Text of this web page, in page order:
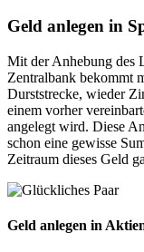
Geld anlegen in
Mit der Anhebung des
Zentralbank bekommt
Durststrecke, wieder
einem vorher
angelegt wird. Diese
schon eine gewisse
Zeitraum dieses Geld
Geld anlegen in